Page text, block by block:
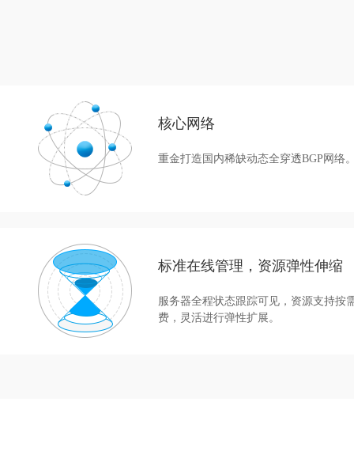
核心网络
重金打造国内稀缺动态全穿透BGP网络
标准在线管理，资源弹性伸缩
服务器全程状态跟踪可见，资源支持按
费，灵活进行弹性扩展。